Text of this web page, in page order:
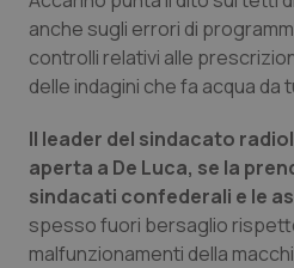
Tumori
Vaccini
anche sugli errori di
controlli relativi alle
delle indagini che fa acqua da
Il leader del sindacato
aperta a De Luca, se la
sindacati confederali e le
spesso fuori bersaglio
malfunzionamenti della